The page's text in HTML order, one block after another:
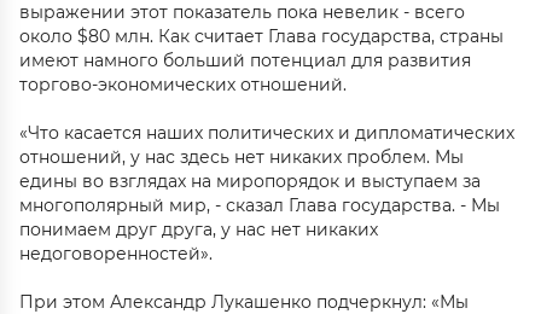
выражении этот показатель пока невелик - всего
около $80 млн. Как считает Глава государства, страны
имеют намного больший потенциал для развития
торгово-экономических отношений.
«Что касается наших политических и дипломатических
отношений, у нас здесь нет никаких проблем. Мы
едины во взглядах на миропорядок и выступаем за
многополярный мир, - сказал Глава государства. - Мы
понимаем друг друга, у нас нет никаких
недоговоренностей».
При этом Александр Лукашенко подчеркнул: «Мы